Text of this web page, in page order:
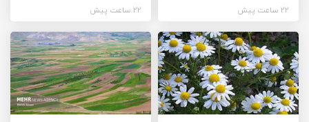
22 ساعت پیش 22 ساعت پیش